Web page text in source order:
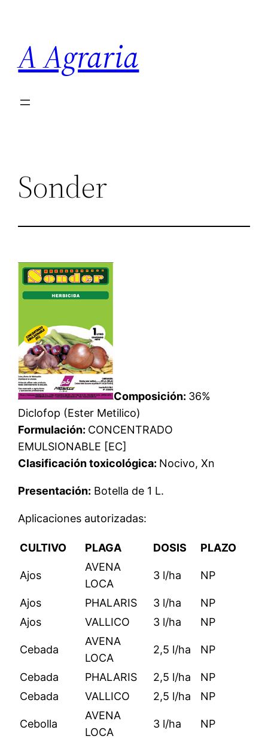
contenido
A Agraria
Sonder
Composición: 36%
Diclofop (Ester Metilico)
Formulación: CONCENTRADO
EMULSIONABLE [EC]
Clasificación toxicológica: Nocivo, Xn
Presentación: Botella de 1 L.
Aplicaciones autorizadas:
CULTIVO PLAGA DOSIS PLAZO
Ajos
AVENA
LOCA
3 l/ha NP
Ajos PHALARIS 3 l/ha
NP
Ajos
VALLICO 3 l/ha NP
Cebada
AVENA
LOCA
2,5 l/ha NP
Cebada PHALARIS 2,5 l/ha
NP
Cebada
VALLICO 2,5 l/ha NP
Cebolla
AVENA
LOCA
3 l/ha NP